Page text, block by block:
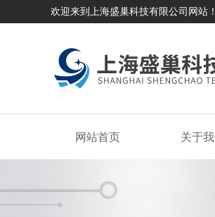
欢迎来到上海盛巢科技有限公司网站！
网站首页 关于